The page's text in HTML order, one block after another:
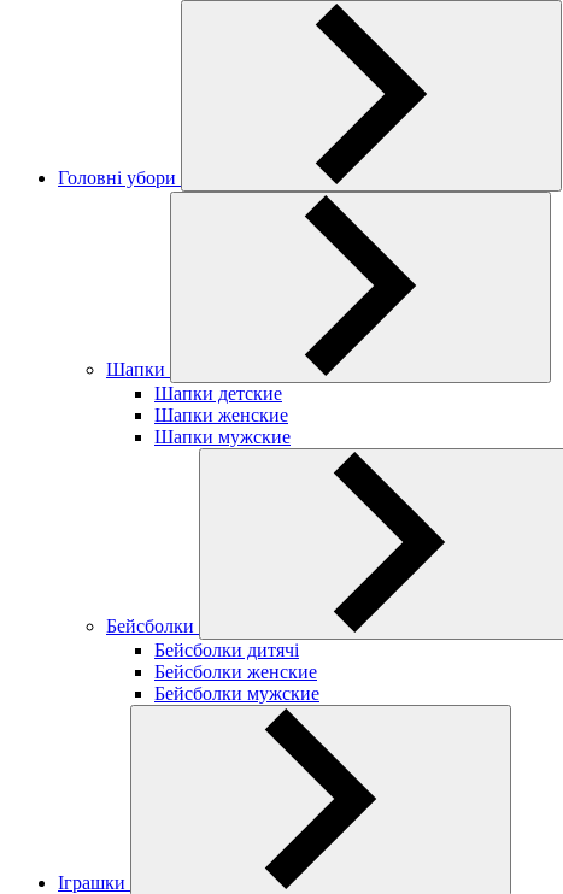
Головні убори
Шапки
Шапки детские
Шапки женские
Шапки мужские
Бейсболки
Бейсболки дитячі
Бейсболки женские
Бейсболки мужские
Іграшки